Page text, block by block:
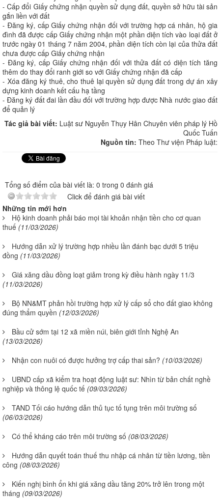
- Cấp đổi Giấy chứng nhận quyền sử dụng đất, quyền sở hữu tài sản
gắn liền với đất
- Đăng ký, cấp Giấy chứng nhận đối với trường hợp cá nhân, hộ gia
đình đã được cấp Giấy chứng nhận một phần diện tích vào loại đất ở
trước ngày 01 tháng 7 năm 2004, phần diện tích còn lại của thửa đất
chưa được cấp Giấy chứng nhận
- Đăng ký, cấp Giấy chứng nhận đối với thửa đất có diện tích tăng
thêm do thay đổi ranh giới so với Giấy chứng nhận đã cấp
- Xóa đăng ký thuê, cho thuê lại quyền sử dụng đất trong dự án xây
dựng kinh doanh kết cấu hạ tầng
- Đăng ký đất đai lần đầu đối với trường hợp được Nhà nước giao đất
để quản lý
Tác giả bài viết: Luật sư Nguyễn Thụy Hân Chuyên viên pháp lý Hồ
Quốc Tuấn
Nguồn tin: Theo Thư viện Pháp luật:
Tổng số điểm của bài viết là: 0 trong 0 đánh giá
Click để đánh giá bài viết
Những tin mới hơn
Hộ kinh doanh phải báo mọi tài khoản nhận tiền cho cơ quan
thuế (11/03/2026)
Hướng dẫn xử lý trường hợp nhiều lần đánh bạc dưới 5 triệu
đồng (11/03/2026)
Giá xăng dầu đồng loạt giảm trong kỳ điều hành ngày 11/3
(11/03/2026)
Bộ NN&MT phản hồi trường hợp xử lý cấp sổ cho đất giao không
đúng thẩm quyền (12/03/2026)
Bầu cử sớm tại 12 xã miền núi, biên giới tỉnh Nghệ An
(13/03/2026)
Nhận con nuôi có được hưởng trợ cấp thai sản? (10/03/2026)
UBND cấp xã kiểm tra hoạt động luật sư: Nhìn từ bản chất nghề
nghiệp và thông lệ quốc tế (09/03/2026)
TAND Tối cáo hướng dẫn thủ tục tố tụng trên môi trường số
(06/03/2026)
Có thể kháng cáo trên môi trường số (08/03/2026)
Hướng dẫn quyết toán thuế thu nhập cá nhân từ tiền lương, tiền
công (08/03/2026)
Kiến nghị bình ổn khi giá xăng dầu tăng 20% trở lên trong một
tháng (09/03/2026)